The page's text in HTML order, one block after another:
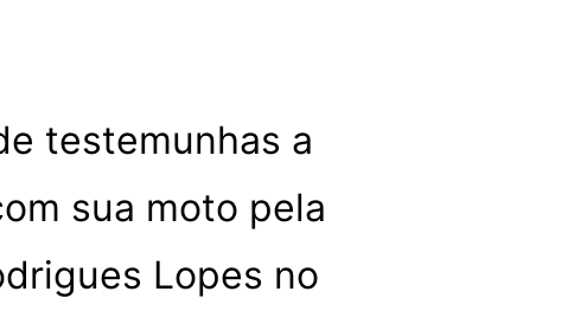
testemunhas a
sua moto pela
Lopes no